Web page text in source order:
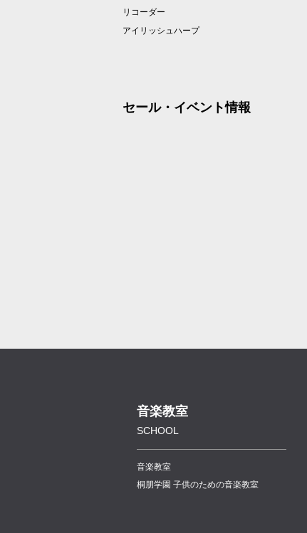
リコーダー
アイリッシュハープ
セール・イベント情報
音楽教室
SCHOOL
音楽教室
桐朋学園 子供のための音楽教室